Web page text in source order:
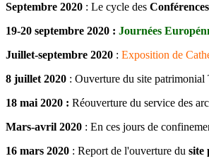
Septembre 2020 : Le cycle des
19-20 septembre 2020 : Journées
Juillet-septembre 2020 : Exposition de
8 juillet 2020 : Ouverture du site
18 mai 2020 : Réouverture du service des
Mars-avril 2020 : En ces jours de
16 mars 2020 : Report de l'ouverture du site